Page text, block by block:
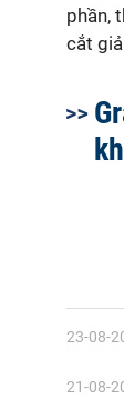
phần,
cắt
23-08-
21-08-